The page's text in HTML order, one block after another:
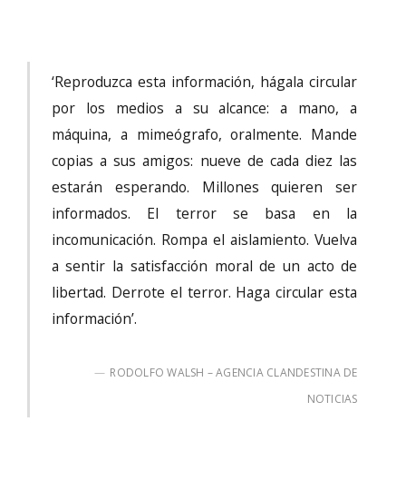
‘Reproduzca esta información, hágala circular
por los medios a su alcance: a mano, a
máquina, a mimeógrafo, oralmente. Mande
copias a sus amigos: nueve de cada diez las
estarán esperando. Millones quieren ser
informados. El terror se basa en la
incomunicación. Rompa el aislamiento. Vuelva
a sentir la satisfacción moral de un acto de
libertad. Derrote el terror. Haga circular esta
información’.
RODOLFO WALSH – AGENCIA CLANDESTINA DE
NOTICIAS